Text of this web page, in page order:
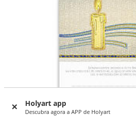
Holyart app
Descubra agora a APP de Holyart